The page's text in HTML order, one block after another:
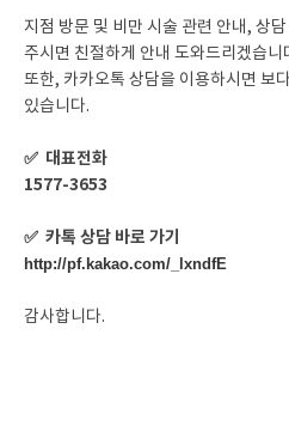
지점 방문 및 비만 시술 관련 안내, 상
주시면 친절하게 안내 도와드리겠습니
또한, 카카오톡 상담을 이용하시면 보
있습니다.
✅ 대표전화
1577-3653
✅ 카톡 상담 바로 가기
http://pf.kakao.com/_lxndfE
감사합니다.